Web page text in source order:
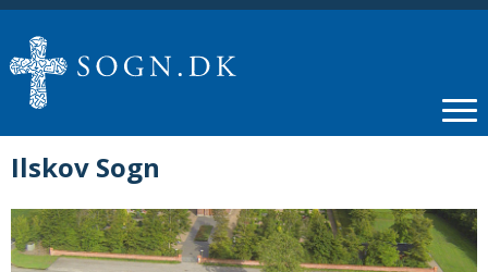
Ilskov Sogn